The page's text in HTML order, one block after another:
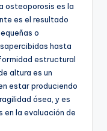
osteoporosis es la
es el resultado
o
hasta
estructural
altura es un
estar produciendo
ósea, y es
en la evaluación de